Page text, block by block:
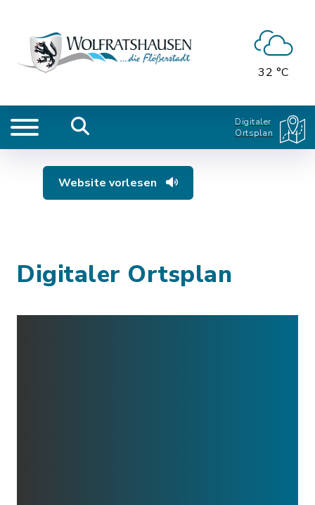
32 °C
Digitaler
Ortsplan
Website vorlesen
Digitaler Ortsplan